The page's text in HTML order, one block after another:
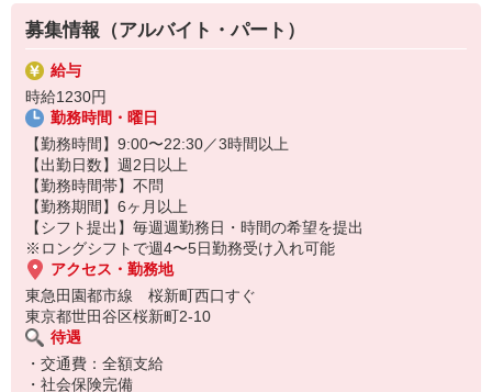
【キッチン】 ※対面や接客はなし！
■チキンの調理
こだわりの詰まったKFCのチキンをつくるお仕事です。
ひとつひとつ丁寧に粉をまぶして揚げる作業をお任せします。
カンタンな作業なので初めての方もスグに覚えられますし、
作業については丁寧に教えるから心配はいりません
募集情報（アルバイト・パート）
給与
時給1230円
勤務時間・曜日
【勤務時間】9:00〜22:30／3時間以上
【出勤日数】週2日以上
【勤務時間帯】不問
【勤務期間】6ヶ月以上
【シフト提出】毎週週勤務日・時間の希望を提出
※ロングシフトで週4〜5日勤務受け入れ可能
アクセス・勤務地
東急田園都市線 桜新町西口すぐ
東京都世田谷区桜新町2-10
待遇
・交通費：全額支給
・社会保険完備